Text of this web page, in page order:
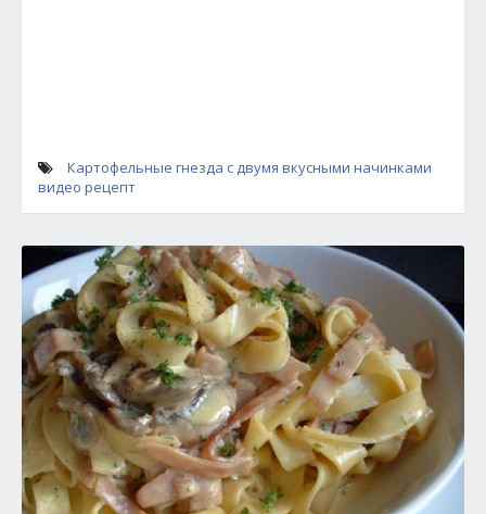
Картофельные гнезда с двумя вкусными начинками
видео рецепт